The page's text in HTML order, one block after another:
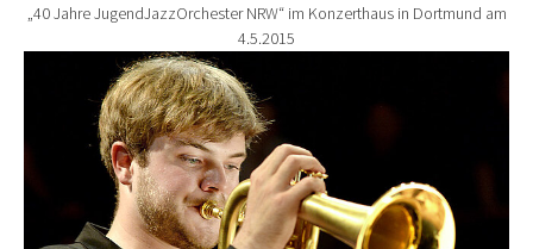
„40 Jahre JugendJazzOrchester NRW“ im Konzerthaus in Dortmund am
4.5.2015
Show larger version for: